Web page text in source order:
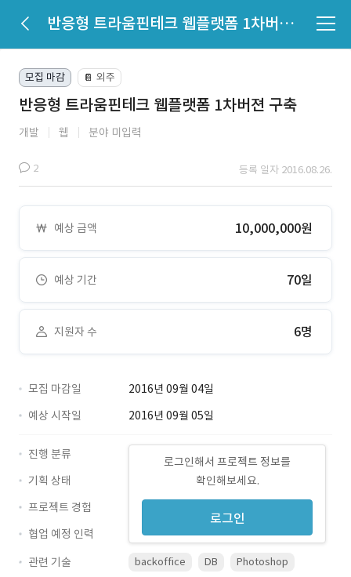
반응형 트라움핀테크 웹플랫폼 1차버젼 구축
모집 마감 📔 외주
반응형 트라움핀테크 웹플랫폼 1차버젼 구축
개발 웹 분야 미입력
2 등록 일자 2016.08.26.
예상 금액 10,000,000원
예상 기간 70일
지원자 수 6명
모집 마감일
2016년 09월 04일
예상 시작일
2016년 09월 05일
로그인해서 프로젝트 정보를
확인해보세요.
로그인
진행 분류
기획 상태
프로젝트 경험
협업 예정 인력
관련 기술
backoffice DB
Photoshop